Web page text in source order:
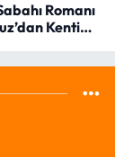
Romanı
Kenti